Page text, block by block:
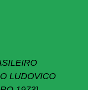
LUDOVICO